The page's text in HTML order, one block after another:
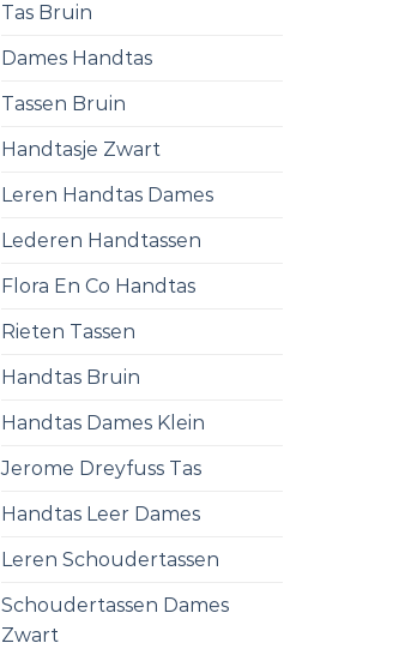
Tas Bruin
Dames Handtas
Tassen Bruin
Handtasje Zwart
Leren Handtas Dames
Lederen Handtassen
Flora En Co Handtas
Rieten Tassen
Handtas Bruin
Handtas Dames Klein
Jerome Dreyfuss Tas
Handtas Leer Dames
Leren Schoudertassen
Schoudertassen Dames
Zwart